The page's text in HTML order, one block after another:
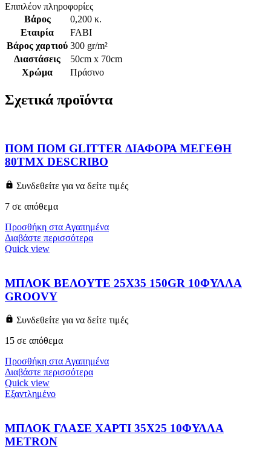
Επιπλέον πληροφορίες
Βάρος
0,200 κ.
Εταιρία
FABI
Βάρος χαρτιού 300 gr/m²
Διαστάσεις
50cm x 70cm
Χρώμα
Πράσινο
Σχετικά προϊόντα
ΠΟΜ ΠΟΜ GLITTER ΔΙΑΦΟΡΑ ΜΕΓΕΘΗ
80TΜΧ DESCRIBO
Συνδεθείτε για να δείτε τιμές
7 σε απόθεμα
Προσθήκη στα Αγαπημένα
Διαβάστε περισσότερα
Quick view
ΜΠΛΟΚ ΒΕΛΟΥΤΕ 25X35 150GR 10ΦΥΛΛΑ
GROOVY
Συνδεθείτε για να δείτε τιμές
15 σε απόθεμα
Προσθήκη στα Αγαπημένα
Διαβάστε περισσότερα
Quick view
Εξαντλημένο
ΜΠΛΟΚ ΓΛΑΣΕ ΧΑΡΤΙ 35Χ25 10ΦΥΛΛΑ
METRON